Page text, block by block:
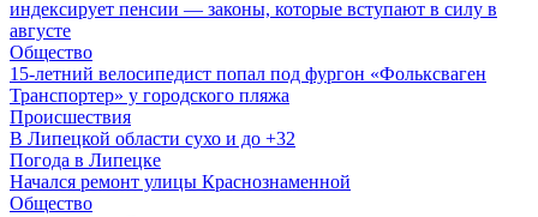
индексирует пенсии — законы, которые вступают в силу в
августе
Общество
15-летний велосипедист попал под фургон «Фольксваген
Транспортер» у городского пляжа
Происшествия
В Липецкой области сухо и до +32
Погода в Липецке
Начался ремонт улицы Краснознаменной
Общество